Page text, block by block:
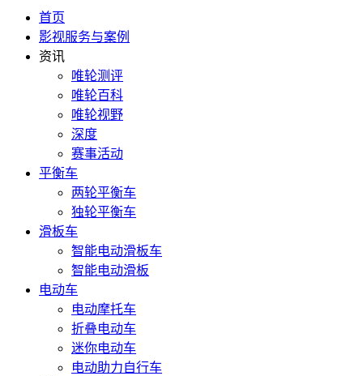
首页
影视服务与案例
资讯
唯轮测评
唯轮百科
唯轮视野
深度
赛事活动
平衡车
两轮平衡车
独轮平衡车
滑板车
智能电动滑板车
智能电动滑板
电动车
电动摩托车
折叠电动车
迷你电动车
电动助力自行车